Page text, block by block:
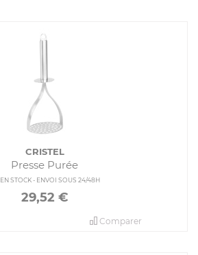
CRISTEL
Presse Purée
EN STOCK - ENVOI SOUS 24/48H
29,52 €
Comparer